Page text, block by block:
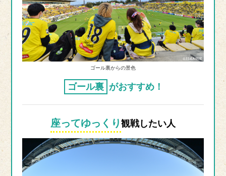
ゴール裏からの景色
ゴール裏 がおすすめ！
座ってゆっくり 観戦したい人